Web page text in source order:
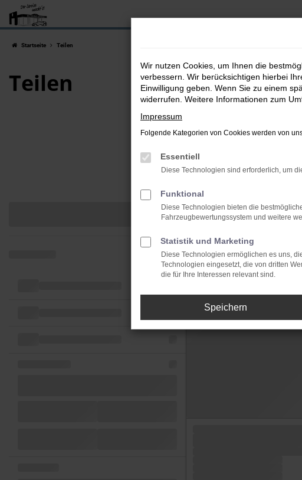
Zum
Hauptinhalt
springen
Startseite Teilen
Teilen
Wir nutzen Cookies, um Ihnen die
verbessern. Wir berücksichtigen hierbei
Einwilligung geben. Wenn Sie zu einem
widerrufen. Weitere Informationen zum
Impressum
Folgende Kategorien von Cookies werden von
Essentiell
Diese Technologien sind erforderlich, um
Funktional
Diese Technologien bieten die
Fahrzeugbewertungssystem und weitere
Statistik und Marketing
Diese Technologien ermöglichen es uns,
Technologien eingesetzt, die von dritten
die für Ihre Interessen relevant sind.
Speichern